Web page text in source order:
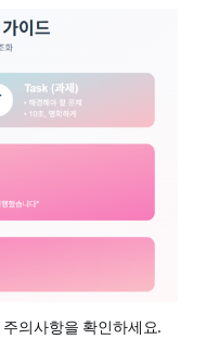
의사항을 확인하세요.